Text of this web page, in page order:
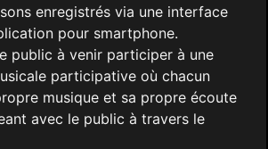
enregistrés via une interface
pour smartphone.
public à venir participer à une
participative où chacun
musique et sa propre écoute
avec le public à travers le